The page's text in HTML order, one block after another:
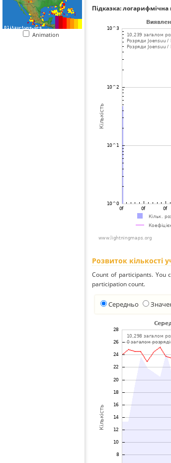
Animation
Підказка:
Розвиток кількості
Count of participants. You
participation count.
Середньо